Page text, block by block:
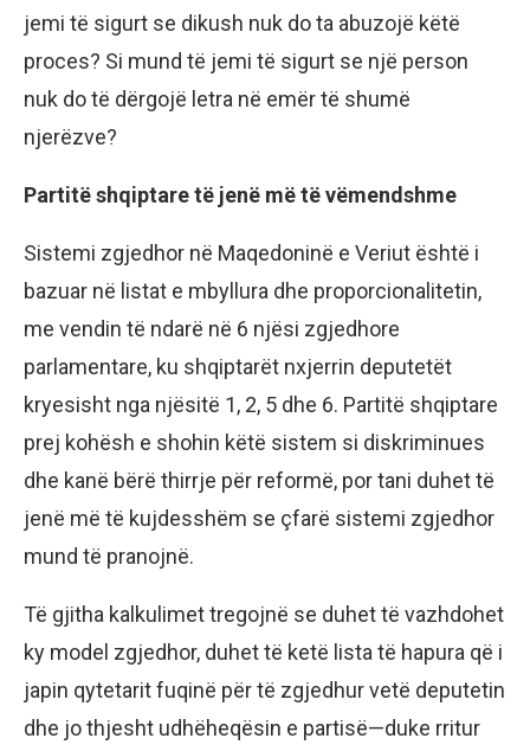
jemi të sigurt se dikush nuk do ta abuzojë këtë
proces? Si mund të jemi të sigurt se një person
nuk do të dërgojë letra në emër të shumë
njerëzve?
Partitë shqiptare të jenë më të vëmendshme
Sistemi zgjedhor në Maqedoninë e Veriut është i
bazuar në listat e mbyllura dhe proporcionalitetin,
me vendin të ndarë në 6 njësi zgjedhore
parlamentare, ku shqiptarët nxjerrin deputetët
kryesisht nga njësitë 1, 2, 5 dhe 6. Partitë shqiptare
prej kohësh e shohin këtë sistem si diskriminues
dhe kanë bërë thirrje për reformë, por tani duhet të
jenë më të kujdesshëm se çfarë sistemi zgjedhor
mund të pranojnë.
Të gjitha kalkulimet tregojnë se duhet të vazhdohet
ky model zgjedhor, duhet të ketë lista të hapura që i
japin qytetarit fuqinë për të zgjedhur vetë deputetin
dhe jo thjesht udhëheqësin e partisë—duke rritur